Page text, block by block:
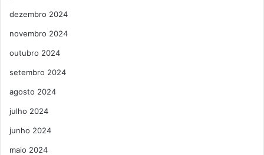
dezembro 2024
novembro 2024
outubro 2024
setembro 2024
agosto 2024
julho 2024
junho 2024
maio 2024